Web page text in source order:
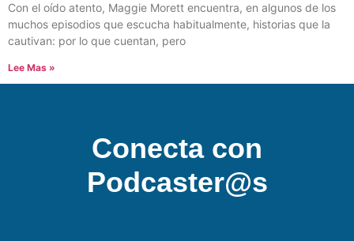
Con el oído atento, Maggie Morett encuentra, en algunos de los
muchos episodios que escucha habitualmente, historias que la
cautivan: por lo que cuentan, pero
Lee Mas »
Conecta con
Podcaster@s